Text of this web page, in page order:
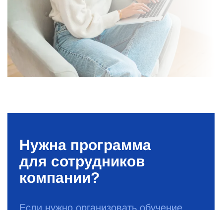
Нужна программа
для сотрудников
компании?
Если нужно организовать обучение